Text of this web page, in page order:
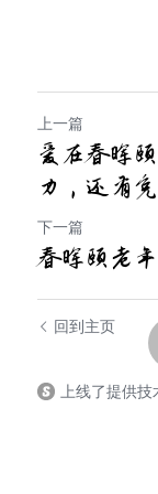
上一篇
爱在春晖
力，还有
下一篇
春晖颐老
回到主页
上线了提供技